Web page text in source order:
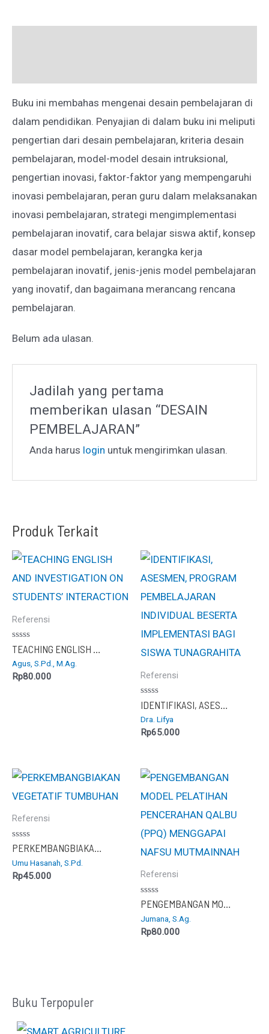
Buku ini membahas mengenai desain pembelajaran di
dalam pendidikan. Penyajian di dalam buku ini meliputi
pengertian dari desain pembelajaran, kriteria desain
pembelajaran, model-model desain intruksional,
pengertian inovasi, faktor-faktor yang mempengaruhi
inovasi pembelajaran, peran guru dalam melaksanakan
inovasi pembelajaran, strategi mengimplementasi
pembelajaran inovatif, cara belajar siswa aktif, konsep
dasar model pembelajaran, kerangka kerja
pembelajaran inovatif, jenis-jenis model pembelajaran
yang inovatif, dan bagaimana merancang rencana
pembelajaran.
Belum ada ulasan.
Jadilah yang pertama
memberikan ulasan “DESAIN
PEMBELAJARAN”
Anda harus login untuk mengirimkan ulasan.
Produk Terkait
Referensi
Dinilai
0
dari
5
Agus, S.Pd., M.Ag.
Rp80.000 Referensi
Dinilai
0
dari
5
Dra. Lifya
Rp65.000
Referensi
Dinilai
0
dari
5
PERKEMBANGBIAKAN VEGETATIF TUMBUHAN
Umu Hasanah, S.Pd.
Rp45.000 Referensi
Dinilai
0
dari
5
PENGEMBANGAN MODEL PELATIHAN PENCERAHAN QALBU (PPQ) MENGGAPAI NAFSU MUTMAINNAH
Jumana, S.Ag.
Rp80.000
Buku Terpopuler